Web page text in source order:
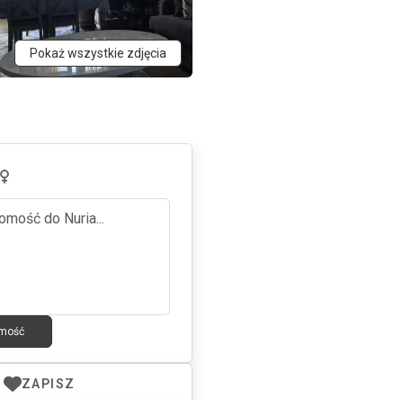
Pokaż wszystkie zdjęcia
ZAPISZ